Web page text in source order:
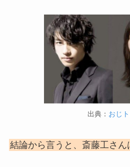
出典： おじ
結論から言うと、斎藤工さん